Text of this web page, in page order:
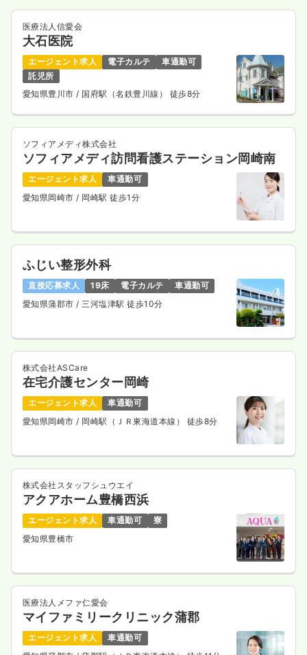
医療法人信愛会
大石医院
エージェント求人 電子カルテ
車通勤可
託児所
愛知県豊川市/ 国府駅（名鉄豊川線） 徒歩8分
ソフィアメディ株式会社
ソフィアメディ訪問看護ステーション岡崎南
エージェント求人
車通勤可
愛知県岡崎市 / 岡崎駅 徒歩1分
ふじい整形外科
直接応募求人 19床 電子カルテ
車通勤可
愛知県蒲郡市 / 三河塩津駅 徒歩10分
株式会社ASCare
在宅介護センター岡崎
エージェント求人
車通勤可
愛知県岡崎市 / 岡崎駅（ＪＲ東海道本線） 徒歩8分
株式会社スタッフシュウエイ
アクアホーム豊橋西浜
エージェント求人 車通勤可
寮
愛知県豊橋市
医療法人メファ仁愛会
マイファミリークリニック蒲郡
エージェント求人
車通勤可